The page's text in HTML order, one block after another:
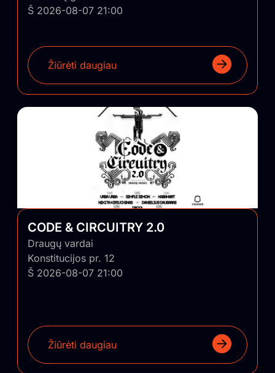
Š 2026-08-07 21:00
Žiūrėti daugiau
CODE & CIRCUITRY 2.0
Draugų vardai
Konstitucijos pr. 12
Š 2026-08-07 21:00
Žiūrėti daugiau